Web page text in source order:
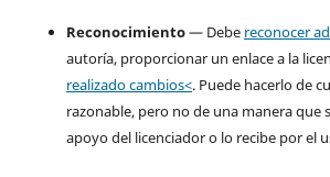
Reconocimiento— Debe reconocer
autoría, proporcionar un enlace a la
realizado cambios<. Puede hacerlo de
razonable, pero no de una manera que
apoyo del licenciador o lo recibe por el